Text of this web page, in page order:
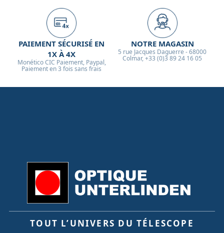
PAIEMENT SÉCURISÉ EN
1X À 4X
Monético CIC Paiement, Paypal,
Paiement en 3 fois sans frais
NOTRE MAGASIN
5 rue Jacques Daguerre - 68000
Colmar, +33 (0)3 89 24 16 05
TOUT L’UNIVERS DU TÉLESCOPE